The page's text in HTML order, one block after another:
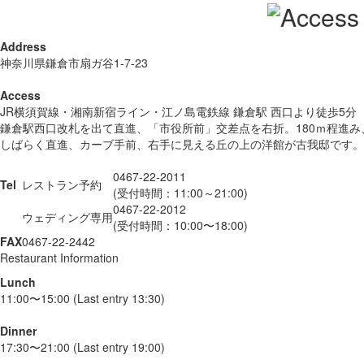
Address
神奈川県鎌倉市扇ガ谷1-7-23
Access
JR横須賀線・湘南新宿ライン・江ノ島電鉄線 鎌倉駅 西口より徒歩5分
鎌倉駅西口改札を出て直進、「市役所前」交差点を右折。180ｍ程進み
しばらく直進、カーブ手前、右手に見える丘の上の洋館が古我邸です。
Tel レストラン予約
0467-22-2011
(受付時間：11:00～21:00)
ウェディング専用0467-22-2012
(受付時間：10:00〜18:00)
FAX0467-22-2442
Restaurant Information
Lunch
11:00〜15:00 (Last entry 13:30)
Dinner
17:30〜21:00 (Last entry 19:00)